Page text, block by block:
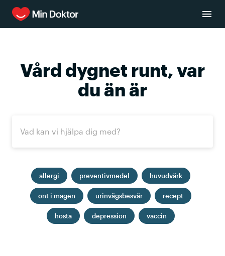
Vård dygnet runt, var
du än är
allergi preventivmedel huvudvärk
ont i magen urinvägsbesvär recept
hosta depression vaccin